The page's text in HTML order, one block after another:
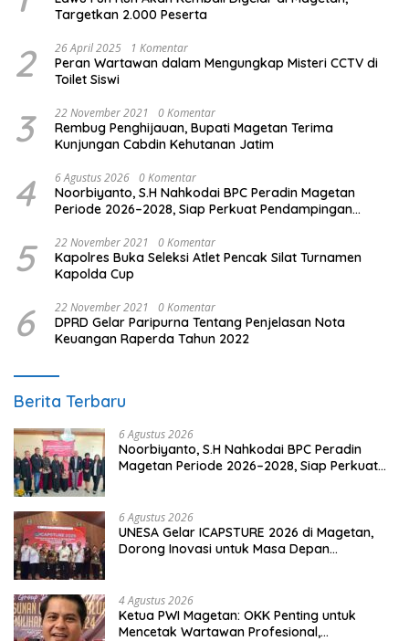
Targetkan 2.000 Peserta
2 26 April 2025 1 Komentar
Peran Wartawan dalam Mengungkap Misteri CCTV di
Toilet Siswi
3 22 November 2021 0 Komentar
Rembug Penghijauan, Bupati Magetan Terima
Kunjungan Cabdin Kehutanan Jatim
4 6 Agustus 2026 0 Komentar
Noorbiyanto, S.H Nahkodai BPC Peradin Magetan
Periode 2026–2028, Siap Perkuat Pendampingan
5 22 November 2021 0 Komentar
Kapolres Buka Seleksi Atlet Pencak Silat Turnamen
Kapolda Cup
6 22 November 2021 0 Komentar
DPRD Gelar Paripurna Tentang Penjelasan Nota
Keuangan Raperda Tahun 2022
Berita Terbaru
6 Agustus 2026
Noorbiyanto, S.H Nahkodai BPC Peradin
Magetan Periode 2026–2028, Siap Perkuat
6 Agustus 2026
UNESA Gelar ICAPSTURE 2026 di Magetan,
Dorong Inovasi untuk Masa Depan
4 Agustus 2026
Ketua PWI Magetan: OKK Penting untuk
Mencetak Wartawan Profesional,